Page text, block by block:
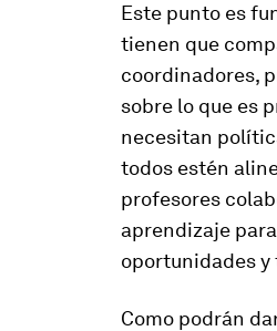
Este punto es
tienen que
coordinadores,
sobre lo que es
necesitan
todos estén
profesores
aprendizaje
oportunidades y
Como podrán